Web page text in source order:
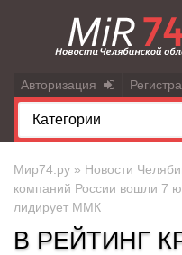
Авторизация
Мир74.ру » Новости
компаний России вошли 7
лидирует ММК
В РЕЙТИНГ